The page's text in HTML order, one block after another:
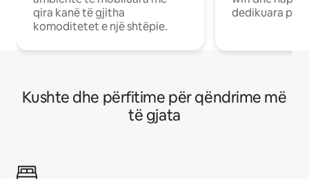
qira kanë të gjitha
komoditetet e një shtëpie.
dedikuara
Kushte dhe përfitime për qëndrime më
të gjata